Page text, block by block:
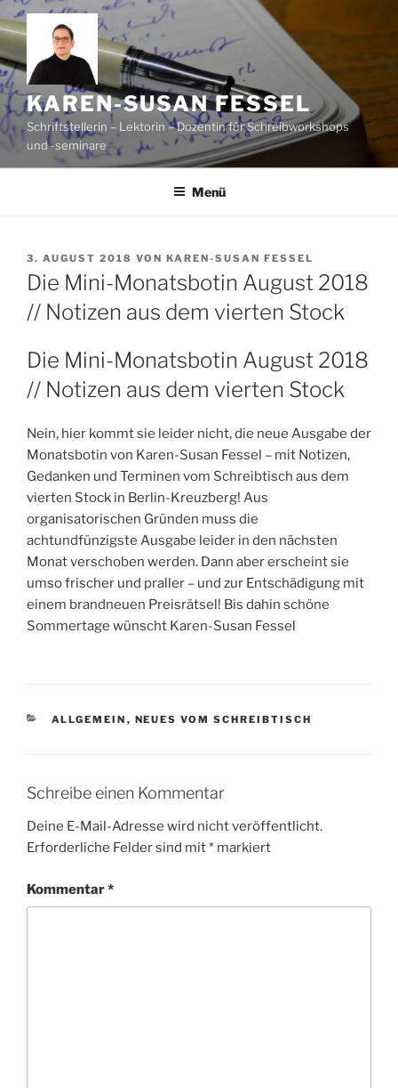
Zum
Inhalt
springen
KAREN-SUSAN FESSEL
Schriftstellerin – Lektorin – Dozentin für Schreibworkshops
und -seminare
Menü
VERÖFFENTLICHT
AM
3. AUGUST 2018 VON KAREN-SUSAN FESSEL
Die Mini-Monatsbotin August 2018
// Notizen aus dem vierten Stock
Die Mini-Monatsbotin August 2018
// Notizen aus dem vierten Stock
Nein, hier kommt sie leider nicht, die neue Ausgabe der
Monatsbotin von Karen-Susan Fessel – mit Notizen,
Gedanken und Terminen vom Schreibtisch aus dem
vierten Stock in Berlin-Kreuzberg! Aus
organisatorischen Gründen muss die
achtundfünzigste Ausgabe leider in den nächsten
Monat verschoben werden. Dann aber erscheint sie
umso frischer und praller – und zur Entschädigung mit
einem brandneuen Preisrätsel! Bis dahin schöne
Sommertage wünscht Karen-Susan Fessel
KATEGORIEN
ALLGEMEIN , NEUES VOM SCHREIBTISCH
Schreibe einen Kommentar
Deine E-Mail-Adresse wird nicht veröffentlicht.
Erforderliche Felder sind mit* markiert
Kommentar*